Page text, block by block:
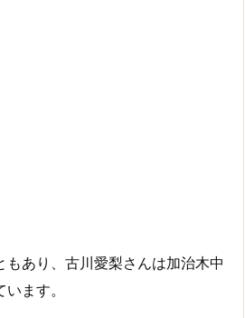
あり、古川愛梨さんは加治木中
ます。